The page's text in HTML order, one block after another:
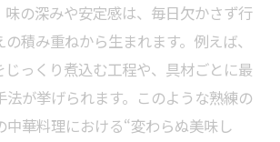
味の深みや安定感は、毎日欠かさず行
積み重ねから生まれます。例えば、
じっくり煮込む工程や、具材ごとに最
法が挙げられます。このような熟練の
中華料理における“変わらぬ美味し